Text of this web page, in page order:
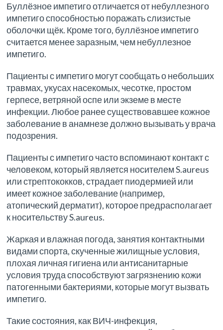
Буллёзное импетиго отличается от небуллезного
импетиго способностью поражать слизистые
оболочки щёк. Кроме того, буллёзное импетиго
считается менее заразным, чем небуллезное
импетиго.
Пациенты с импетиго могут сообщать о небольших
травмах, укусах насекомых, чесотке, простом
герпесе, ветряной оспе или экземе в месте
инфекции. Любое ранее существовавшее кожное
заболевание в анамнезе должно вызывать у врача
подозрения.
Пациенты с импетиго часто вспоминают контакт с
человеком, который является носителем S.aureus
или стрептококков, страдает пиодермией или
имеет кожное заболевание (например,
атопический дерматит), которое предрасполагает
к носительству S.aureus.
Жаркая и влажная погода, занятия контактными
видами спорта, скученные жилищные условия,
плохая личная гигиена или антисанитарные
условия труда способствуют загрязнению кожи
патогенными бактериями, которые могут вызвать
импетиго.
Такие состояния, как ВИЧ-инфекция,